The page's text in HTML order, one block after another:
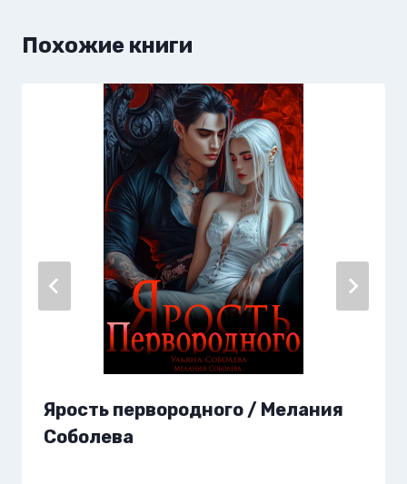
Похожие книги
Ярость первородного / Мелания
Соболева